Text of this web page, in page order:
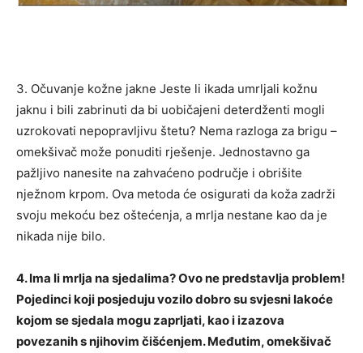
3. Očuvanje kožne jakne Jeste li ikada umrljali kožnu
jaknu i bili zabrinuti da bi uobičajeni deterdženti mogli
uzrokovati nepopravljivu štetu? Nema razloga za brigu –
omekšivač može ponuditi rješenje. Jednostavno ga
pažljivo nanesite na zahvaćeno područje i obrišite
nježnom krpom. Ova metoda će osigurati da koža zadrži
svoju mekoću bez oštećenja, a mrlja nestane kao da je
nikada nije bilo.
4. Ima li mrlja na sjedalima? Ovo ne predstavlja problem!
Pojedinci koji posjeduju vozilo dobro su svjesni lakoće
kojom se sjedala mogu zaprljati, kao i izazova
povezanih s njihovim čišćenjem. Međutim, omekšivač